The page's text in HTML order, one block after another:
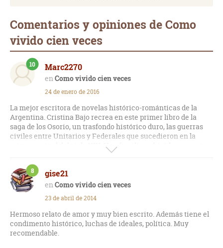
Comentarios y opiniones de Como
vivido cien veces
Marc2270
Como vivido cien veces
10
24 de enero de 2016
La mejor escritora de novelas histórico-románticas de la
Argentina. Cristina Bajo recrea en este primer libro de la
saga de los Osorio, un trasfondo histórico duro, las guerras
civiles entre Unitarios y Federales que sucedieron en la
primera mitad del siglo XIX. Una familia sufrirá las penurias
de esta sociedad convulsionada, separaciones, pleitos,
destierros, encuentros, muertes, conflictos, etc. . Solo
comparable con Lo que el viento se llevó. Una obra que
merece ser llevada al cine o televisión algún día.
gise21
Como vivido cien veces
8
23 de abril de 2014
Hermoso relato de amor y muy bien escrito. Además tiene el
condimento histórico, luchas de ideales, política. Muy
recomendable.